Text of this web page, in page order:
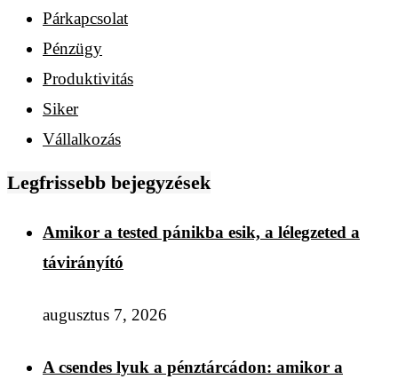
Párkapcsolat
Pénzügy
Produktivitás
Siker
Vállalkozás
Legfrissebb bejegyzések
Amikor a tested pánikba esik, a lélegzeted a
távirányító
augusztus 7, 2026
A csendes lyuk a pénztárcádon: amikor a